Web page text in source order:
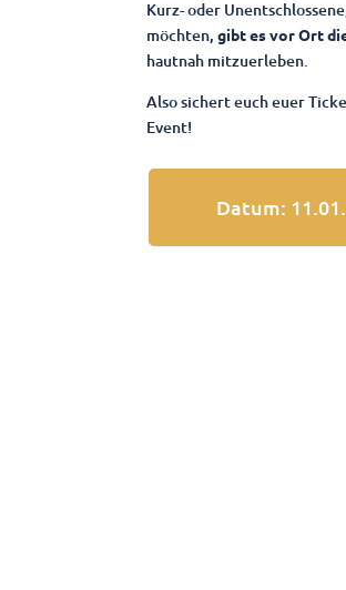
Kurz- oder
möchten,gibt es vor Ort
hautnah mitzuerleben.
Also sichert euch euer
Event!
Datum: